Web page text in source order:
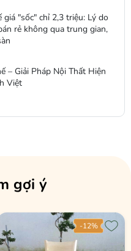
giá "sốc" chỉ 2,3 triệu: Lý do
rẻ không qua trung gian,
– Giải Pháp Nội Thất Hiện
Việt
gợi ý
-12%